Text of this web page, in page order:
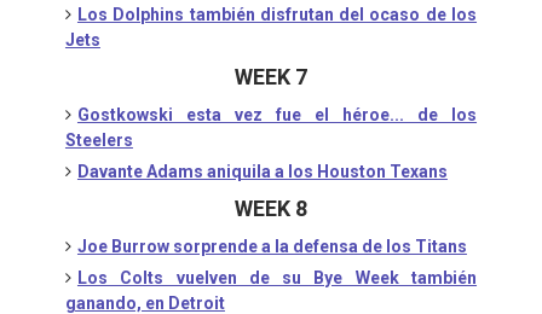
Los Dolphins también disfrutan del ocaso de los
Jets
WEEK 7
Gostkowski esta vez fue el héroe... de los
Steelers
Davante Adams aniquila a los Houston Texans
WEEK 8
Joe Burrow sorprende a la defensa de los Titans
Los Colts vuelven de su Bye Week también
ganando, en Detroit